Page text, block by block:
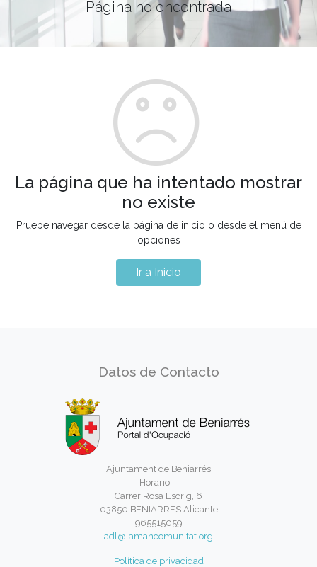
Página no encontrada
La página que ha intentado mostrar
no existe
Pruebe navegar desde la página de inicio o desde el menú de
opciones
Ir a Inicio
Datos de Contacto
Ajuntament de Beniarrés
Horario: -
Carrer Rosa Escrig, 6
03850 BENIARRES Alicante
965515059
adl@lamancomunitat.org
Política de privacidad